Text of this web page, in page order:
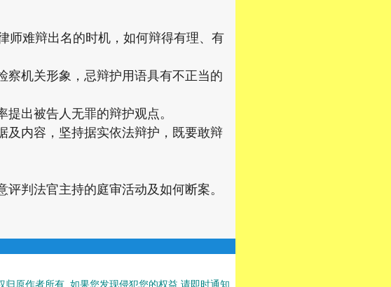
难辩出名的时机，如何辩得有理、有
机关形象，忌辩护用语具有不正当的
出被告人无罪的辩护观点。
内容，坚持据实依法辩护，既要敢辩
判法官主持的庭审活动及如何断案。
原作者所有, 如果您发现侵犯您的权益,请即时通知,